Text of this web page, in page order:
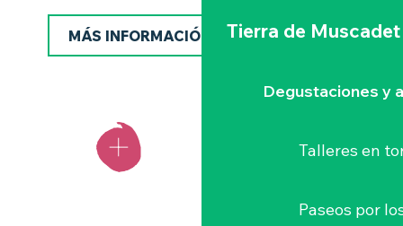
Tierra de Muscadet
Degustaciones y
Talleres en
Paseos por
MÁS INFORMACIÓN SOBRE LAS DOC
¿Lo
sabía?